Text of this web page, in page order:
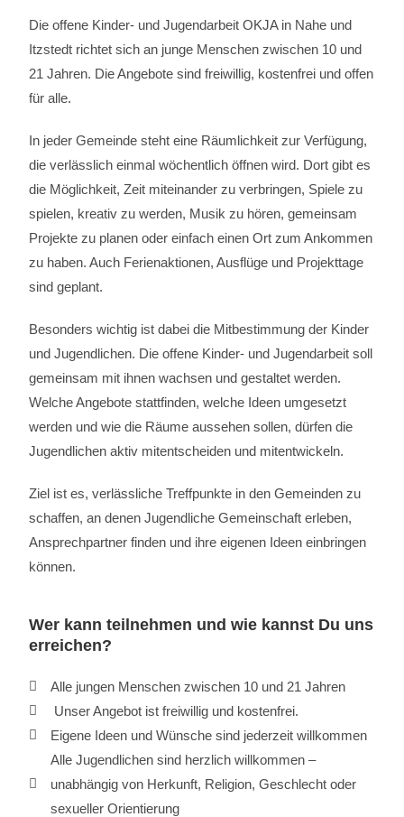
Die offene Kinder- und Jugendarbeit OKJA in Nahe und
Itzstedt richtet sich an junge Menschen zwischen 10 und
21 Jahren. Die Angebote sind freiwillig, kostenfrei und offen
für alle.
In jeder Gemeinde steht eine Räumlichkeit zur Verfügung,
die verlässlich einmal wöchentlich öffnen wird. Dort gibt es
die Möglichkeit, Zeit miteinander zu verbringen, Spiele zu
spielen, kreativ zu werden, Musik zu hören, gemeinsam
Projekte zu planen oder einfach einen Ort zum Ankommen
zu haben. Auch Ferienaktionen, Ausflüge und Projekttage
sind geplant.
Besonders wichtig ist dabei die Mitbestimmung der Kinder
und Jugendlichen. Die offene Kinder- und Jugendarbeit soll
gemeinsam mit ihnen wachsen und gestaltet werden.
Welche Angebote stattfinden, welche Ideen umgesetzt
werden und wie die Räume aussehen sollen, dürfen die
Jugendlichen aktiv mitentscheiden und mitentwickeln.
Ziel ist es, verlässliche Treffpunkte in den Gemeinden zu
schaffen, an denen Jugendliche Gemeinschaft erleben,
Ansprechpartner finden und ihre eigenen Ideen einbringen
können.
Wer kann teilnehmen und wie kannst Du uns
erreichen?
Alle jungen Menschen zwischen 10 und 21 Jahren
Unser Angebot ist freiwillig und kostenfrei.
Eigene Ideen und Wünsche sind jederzeit willkommen
Alle Jugendlichen sind herzlich willkommen –
unabhängig von Herkunft, Religion, Geschlecht oder
sexueller Orientierung